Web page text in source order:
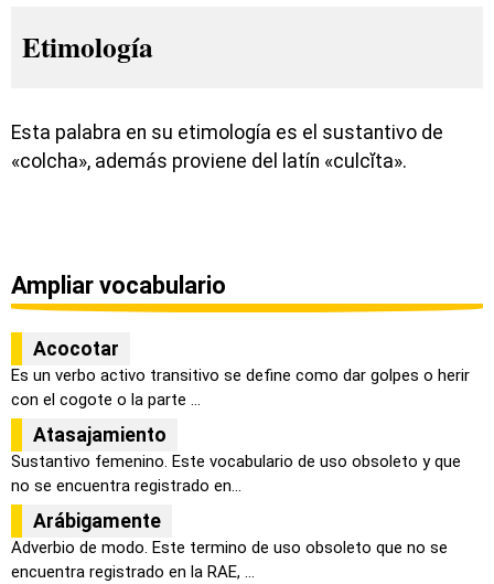
Etimología
Esta palabra en su etimología es el sustantivo de
«colcha», además proviene del latín «culcĭta».
Ampliar vocabulario
Acocotar
Es un verbo activo transitivo se define como dar golpes o herir
con el cogote o la parte ...
Atasajamiento
Sustantivo femenino. Este vocabulario de uso obsoleto y que
no se encuentra registrado en...
Arábigamente
Adverbio de modo. Este termino de uso obsoleto que no se
encuentra registrado en la RAE, ...